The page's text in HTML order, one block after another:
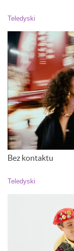
Teledyski
Bez kontaktu
Teledyski